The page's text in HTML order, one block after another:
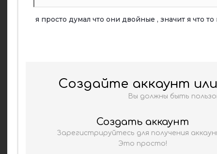
я просто думал что они двойные , значит я что то
Создайте аккаунт
Вы должны быть
Создать аккаунт
Зарегистрируйтесь для получения
Это просто!